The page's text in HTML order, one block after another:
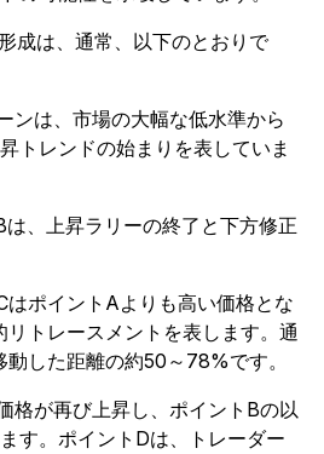
成は、通常、以下のとおりで
ンは、市場の大幅な低水準から
トレンドの始まりを表していま
は、上昇ラリーの終了と下方修正
はポイントAよりも高い価格とな
トレースメントを表します。通
した距離の約50～78%です。
格が再び上昇し、ポイントBの以
す。ポイントDは、トレーダー